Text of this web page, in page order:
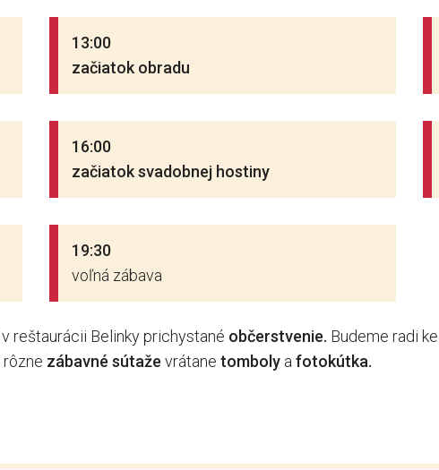
13:00
začiatok obradu
16:00
začiatok svadobnej hostiny
19:30
voľná zábava
v reštaurácii Belinkyprichystané občerstvenie. Budeme radi
rôzne zábavné sútaže vrátane tomboly a fotokútka.